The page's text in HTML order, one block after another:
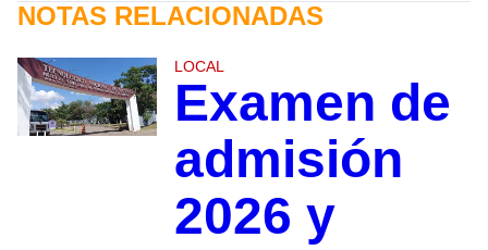
NOTAS RELACIONADAS
LOCAL
Examen de
admisión
2026 y